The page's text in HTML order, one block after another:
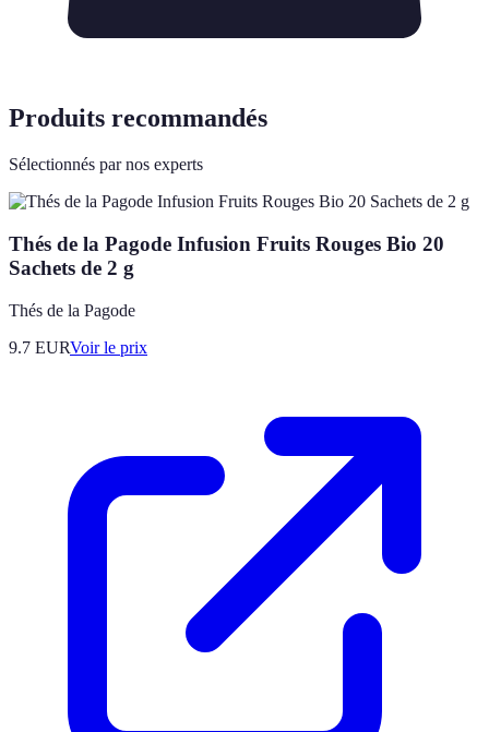
Produits recommandés
Sélectionnés par nos experts
Thés de la Pagode Infusion Fruits Rouges Bio 20
Sachets de 2 g
Thés de la Pagode
9.7 EURVoir le prix